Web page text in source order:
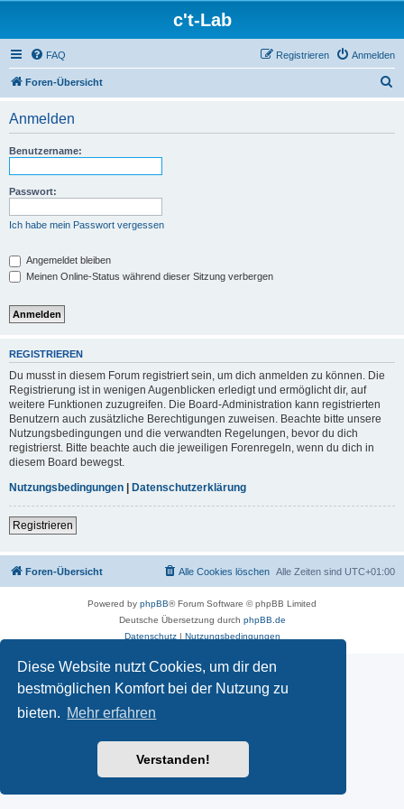
Diese Website nutzt Cookies, um dir den
bestmöglichen Komfort bei der Nutzung zu
bieten. Mehr erfahren
Verstanden!
c't-Lab
FAQ Anmelden
Registrieren
Foren-Übersicht
Anmelden
Benutzername:
Passwort:
Ich habe mein Passwort vergessen
Angemeldet bleiben
Meinen Online-Status während dieser Sitzung verbergen
REGISTRIEREN
Du musst in diesem Forum registriert sein, um dich anmelden zu können. Die
Registrierung ist in wenigen Augenblicken erledigt und ermöglicht dir, auf
weitere Funktionen zuzugreifen. Die Board-Administration kann registrierten
Benutzern auch zusätzliche Berechtigungen zuweisen. Beachte bitte unsere
Nutzungsbedingungen und die verwandten Regelungen, bevor du dich
registrierst. Bitte beachte auch die jeweiligen Forenregeln, wenn du dich in
diesem Board bewegst.
Nutzungsbedingungen | Datenschutzerklärung
Registrieren
Foren-Übersicht Alle Zeiten sind UTC+01:00
Alle Cookies löschen
Powered by phpBB® Forum Software © phpBB Limited
Deutsche Übersetzung durch phpBB.de
Datenschutz| Nutzungsbedingungen